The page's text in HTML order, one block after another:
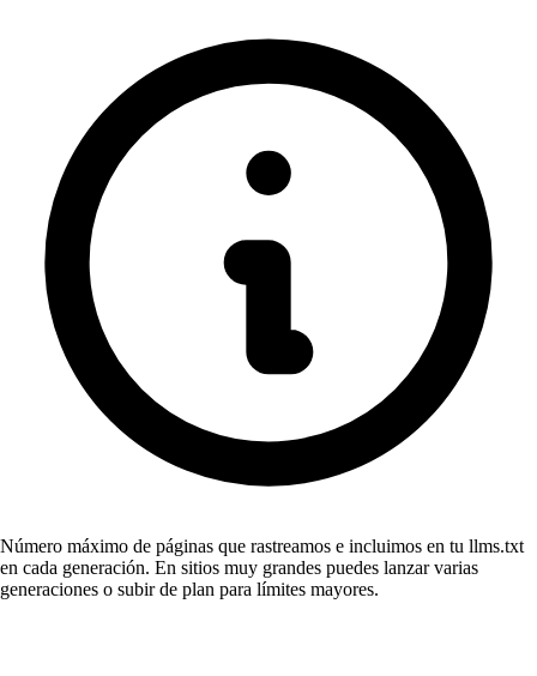
Número máximo de páginas que rastreamos e incluimos en tu llms.txt
en cada generación. En sitios muy grandes puedes lanzar varias
generaciones o subir de plan para límites mayores.